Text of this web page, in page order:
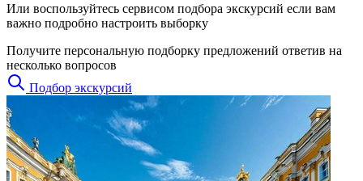
Или воспользуйтесь сервисом подбора экскурсий если вам
важно подробно настроить выборку
Получите персональную подборку предложений ответив на
несколько вопросов
Подбор экскурсий